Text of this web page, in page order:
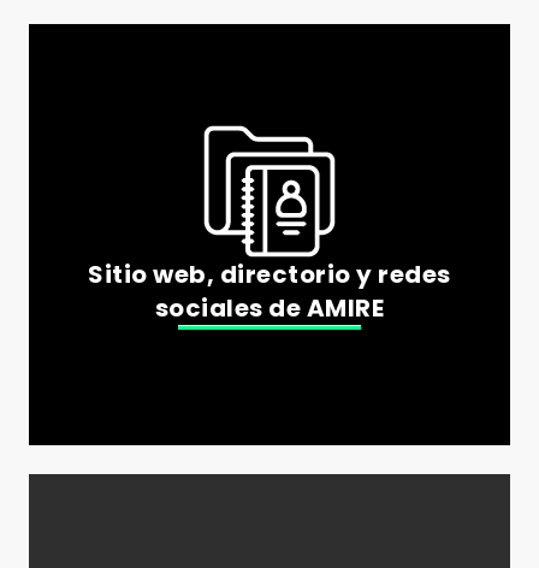
Sitio web, directorio y redes
sociales de AMIRE